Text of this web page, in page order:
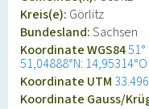
Kreis(e): Görlitz
Bundesland:Sachsen
Koordinate WGS8451°
51,04888°N: 14,95314°O
Koordinate UTM
Koordinate Gauss/